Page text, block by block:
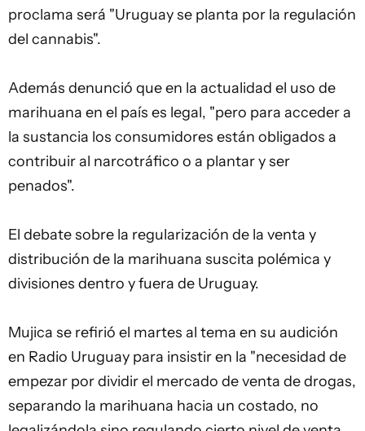
proclama será "Uruguay se planta por la regulación
del cannabis".
Además denunció que en la actualidad el uso de
marihuana en el país es legal, "pero para acceder a
la sustancia los consumidores están obligados a
contribuir al narcotráfico o a plantar y ser
penados".
El debate sobre la regularización de la venta y
distribución de la marihuana suscita polémica y
divisiones dentro y fuera de Uruguay.
Mujica se refirió el martes al tema en su audición
en Radio Uruguay para insistir en la "necesidad de
empezar por dividir el mercado de venta de drogas,
separando la marihuana hacia un costado, no